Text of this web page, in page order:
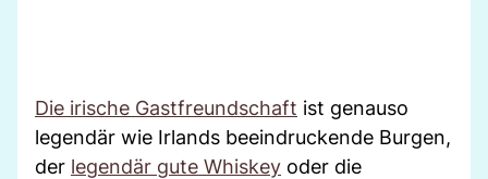
Die irische Gastfreundschaft ist genauso
legendär wie Irlands beeindruckende Burgen,
der legendär gute Whiskey oder die